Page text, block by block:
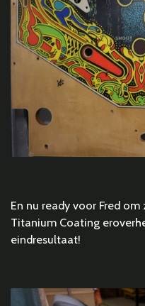
En nu ready voor Fred
Titanium Coating
eindresultaat!